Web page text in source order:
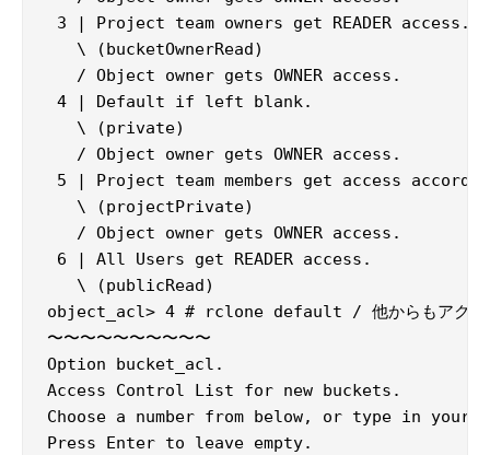
3 | Project team owners get READER access.
   \ (bucketOwnerRead)
   / Object owner gets OWNER access.
4 | Default if left blank.
   \ (private)
   / Object owner gets OWNER access.
5 | Project team members get access
   \ (projectPrivate)
   / Object owner gets OWNER access.
6 | All Users get READER access.
   \ (publicRead)
object_acl> 4 # rclone default / 他からもアクセス
〜〜〜〜〜〜〜〜〜〜
Option bucket_acl.
Access Control List for new buckets.
Choose a number from below, or type in your
Press Enter to leave empty.